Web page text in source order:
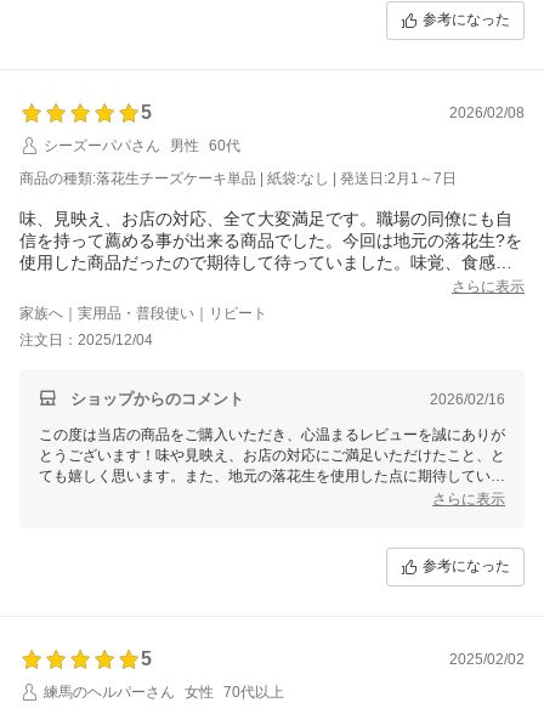
参考になった
5
2026/02/08
シーズーパパさん
男性
60代
商品の種類:落花生チーズケーキ単品 | 紙袋:なし | 発送日:2月1～7日
味、見映え、お店の対応、全て大変満足です。職場の同僚にも自
信を持って薦める事が出来る商品でした。今回は地元の落花生?を
使用した商品だったので期待して待っていました。味覚、食感さ
さらに表示
家族へ｜実用品・普段使い｜リピート
注文日：2025/12/04
ショップからのコメント 2026/02/16
この度は当店の商品をご購入いただき、心温まるレビューを誠にありが
とうございます！味や見映え、お店の対応にご満足いただけたこと、と
ても嬉しく思います。また、地元の落花生を使用した点に期待していた
の気持ちでいっぱいです。これからも皆様にご満足いただける商品づく
りとサービスを心がけてまいりますので、ぜひまたのご利用をお待ちし
さらに表示
参考になった
5
2025/02/02
練馬のヘルパーさん
女性
70代以上